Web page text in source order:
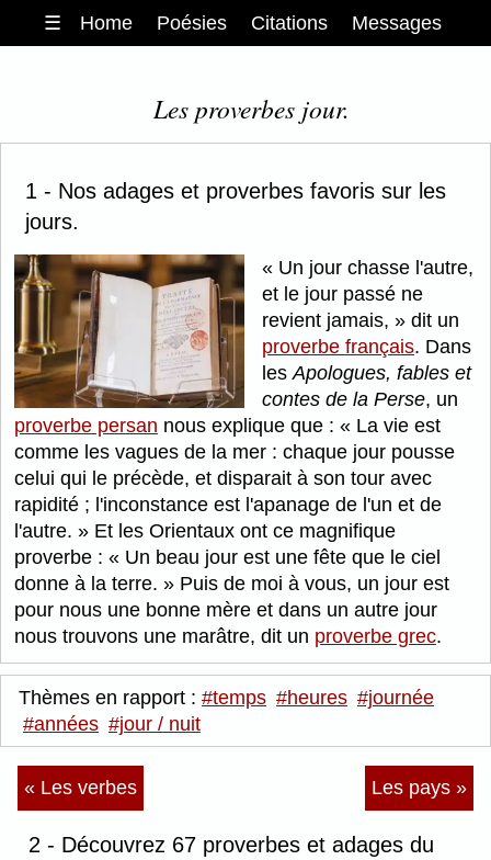
☰ Home Poésies Citations Messages
Les proverbes jour.
1 - Nos adages et proverbes favoris sur les
jours.
Un jour chasse l'autre,
et le jour passé ne
revient jamais,
dit un
proverbe français. Dans
lesApologues, fables et
contes de la Perse, un
proverbe persan nous explique que :
La vie est
comme les vagues de la mer : chaque jour pousse
celui qui le précède, et disparait à son tour avec
rapidité ; l'inconstance est l'apanage de l'un et de
l'autre.
Et les Orientaux ont ce magnifique
proverbe :
Un beau jour est une fête que le ciel
donne à la terre.
Puis de moi à vous, un jour est
pour nous une bonne mère et dans un autre jour
nous trouvons une marâtre, dit un proverbe grec.
Thèmes en rapport : #temps #heures #journée
#années #jour / nuit
« Les verbes Les pays »
2 - Découvrez 67 proverbes et adages du